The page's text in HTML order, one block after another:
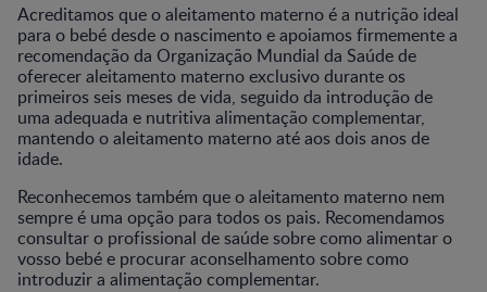
Acreditamos que o aleitamento materno é a nutrição ideal
para o bebé desde o nascimento e apoiamos firmemente a
recomendação da Organização Mundial da Saúde de
oferecer aleitamento materno exclusivo durante os
primeiros seis meses de vida, seguido da introdução de
uma adequada e nutritiva alimentação complementar,
mantendo o aleitamento materno até aos dois anos de
idade.
Reconhecemos também que o aleitamento materno nem
sempre é uma opção para todos os pais. Recomendamos
consultar o profissional de saúde sobre como alimentar o
vosso bebé e procurar aconselhamento sobre como
introduzir a alimentação complementar.